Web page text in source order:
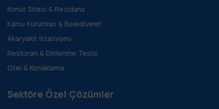
Konut Sitesi & Rezidans
Kamu Kurumları & Belediyeler
Akaryakıt İstasyonu
Restoran & Dinlenme Tesisi
Otel & Konaklama
Sektöre Özel Çözümler